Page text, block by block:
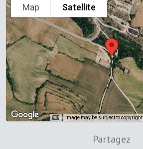
Map Satellite
Image may be subject to copyright
Partagez